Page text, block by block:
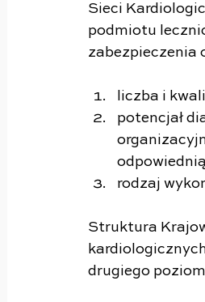
Sieci
podmiotu
zabezpieczenia
liczba i
potencjał
rodzaj
Struktura
drugiego